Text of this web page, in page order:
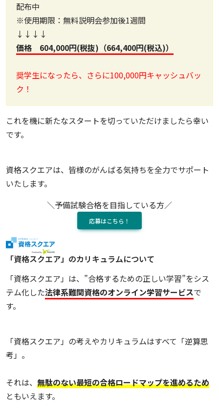
配布中
※使用期限：無料説明会参加後1週間
↓↓↓↓
価格 604,000円(税抜)（664,400円(税込)）
奨学生になったら、さらに100,000円キャッシュバッ
ク！
これを機に新たなスタートを切っていただけましたら幸い
です。
資格スクエアは、皆様のがんばる気持ちを全力でサポート
いたします。
＼予備試験合格を目指している方／
応募はこちら！
「資格スクエア」のカリキュラムについて
「資格スクエア」は、”合格するための正しい学習”をシス
テム化した法律系難関資格のオンライン学習サービスで
す。
「資格スクエア」の考えやカリキュラムはすべて「逆算思
考」。
それは、 無駄のない最短の合格ロードマップを進めるため
ともいえます。